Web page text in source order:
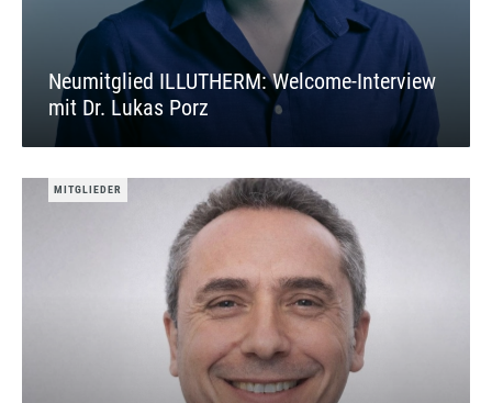
Neumitglied ILLUTHERM: Welcome-Interview
mit Dr. Lukas Porz
MITGLIEDER